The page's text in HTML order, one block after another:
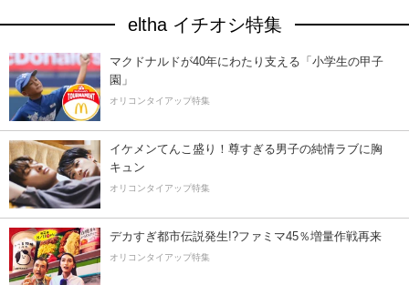
eltha イチオシ特集
マクドナルドが40年にわたり支える「小学生の甲子
園」
オリコンタイアップ特集
イケメンてんこ盛り！尊すぎる男子の純情ラブに胸
キュン
オリコンタイアップ特集
デカすぎ都市伝説発生!?ファミマ45％増量作戦再来
オリコンタイアップ特集